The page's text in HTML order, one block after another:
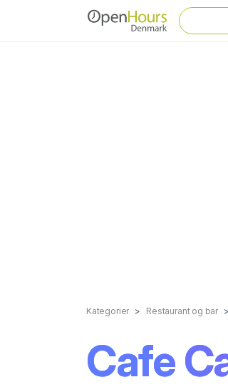
Kategorier Restaurant og bar
Cafe